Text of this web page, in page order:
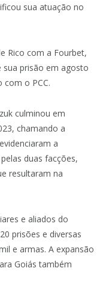
sua atuação no
Rico com a Fourbet,
sua prisão em agosto
com o PCC.
culminou em
chamando a
a
duas facções,
resultaram na
e aliados do
prisões e diversas
e armas. A expansão
Goiás também